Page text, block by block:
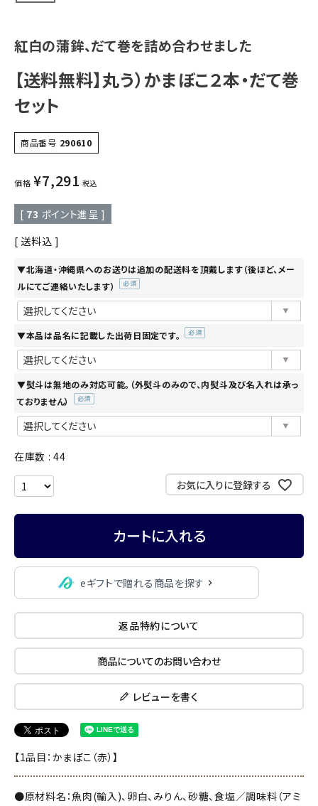
紅白の蒲鉾、だて巻を詰め合わせました
【送料無料】丸う）かまぼこ２本・だて巻
セット
商品番号 290610
価格 ¥7,291 税込
[ 73 ポイント進呈 ]
送料込
▼北海道・沖縄県へのお送りは追加の配送料を頂戴します（後ほど、メー
ルにてご連絡いたします）
▼本品は品名に記載した出荷日固定です。
▼熨斗は無地のみ対応可能。（外熨斗のみので、内熨斗及び名入れは承っ
ておりません）
須)
在庫数
44
お気に入りに登録する
カートに入れる
eギフトで贈れる商品を探す
返品特約について
商品についてのお問い合わせ
レビューを書く
【1品目：かまぼこ（赤）】
●原材料名：魚肉(輸入)、卵白、みりん、砂糖、食塩／調味料（アミ